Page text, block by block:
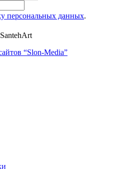
персональных данных.
“Slon-Media”